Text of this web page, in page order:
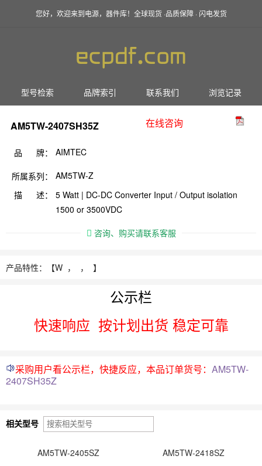
您好，欢迎来到电源，器件库！全球现货 ·品质保障 · 闪电发货
型号检索 品牌索引 联系我们 浏览记录
AM5TW-2407SH35Z 在线咨询
品 牌： AIMTEC
所属系列：
AM5TW-Z
描 述：
5 Watt | DC-DC Converter Input / Output isolation
1500 or 3500VDC
咨询、购买请联系客服
产品特性：【W ， ， 】
公示栏
快速响应 按计划出货 稳定可靠
采购用户看公示栏，快捷反应，本品订单货号： AM5TW-
2407SH35Z
相关型号
AM5TW-2405SZ
AM5TW-2418SZ